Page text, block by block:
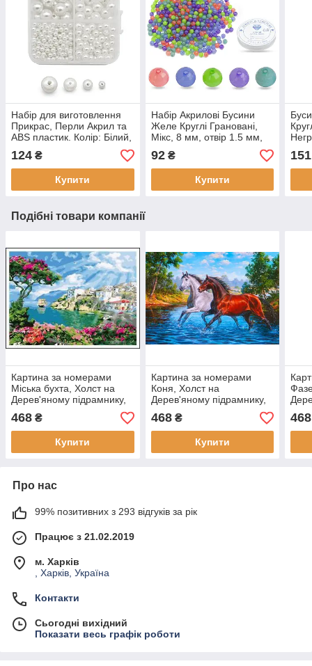
Набір для виготовлення
Прикрас, Перли Акрил та
ABS пластик. Колір: Білий,
Розмір: 4, 6, 8, 10 мм, (1
набір)
124 ₴
Купити
Набір Акрилові Бусини
Желе Круглі Грановані,
Мікс, 8 мм, отвір 1.5 мм,
приблизно 400 шт. (1
набір)
92₴
Купити
151
Подібні товари компанії
Картина за номерами
Міська бухта, Холст на
Дерев'яному підрамнику,
Акрилові Фарби, Пензлі,
40х50см, (1 шт)
468 ₴
Купити
Картина за номерами
Коня, Холст на
Дерев'яному підрамнику,
Акрилові Фарби, Пензлі,
40х50см, (1 шт)
468₴
Купити
468
Про нас
99% позитивних з 293 відгуків за рік
Працює з 21.02.2019
м. Харків
, Харків, Україна
Контакти
Сьогодні вихідний
Показати весь графік роботи